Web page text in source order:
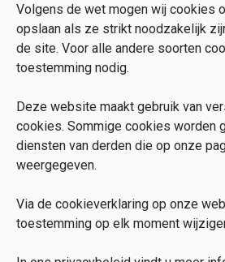
Volgens de wet mogen wij cookies
opslaan als ze strikt noodzakelijk
de site. Voor alle andere soorten
toestemming nodig.
Deze website maakt gebruik van
cookies. Sommige cookies worden
diensten van derden die op onze
weergegeven.
Via de cookieverklaring op onze
toestemming op elk moment